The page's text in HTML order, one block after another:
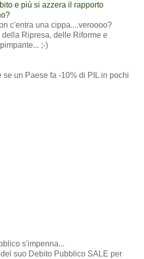
e più si azzera il rapporto
c'entra una cippa....veroooo?
Ripresa, delle Riforme e
;-)
se un Paese fa -10% di PIL in pochi
s'impenna...
suo Debito Pubblico SALE per